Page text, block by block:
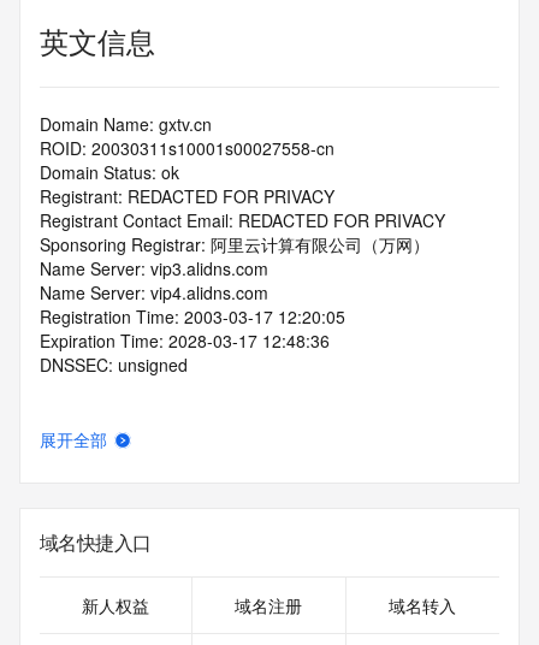
英文信息
Domain Name: gxtv.cn
ROID: 20030311s10001s00027558-cn
Domain Status: ok
Registrant: REDACTED FOR PRIVACY
Registrant Contact Email: REDACTED FOR PRIVACY
Sponsoring Registrar: 阿里云计算有限公司（万网）
Name Server: vip3.alidns.com
Name Server: vip4.alidns.com
Registration Time: 2003-03-17 12:20:05
Expiration Time: 2028-03-17 12:48:36
DNSSEC: unsigned
展开全部
域名快捷入口
新人权益 域名注册 域名转入